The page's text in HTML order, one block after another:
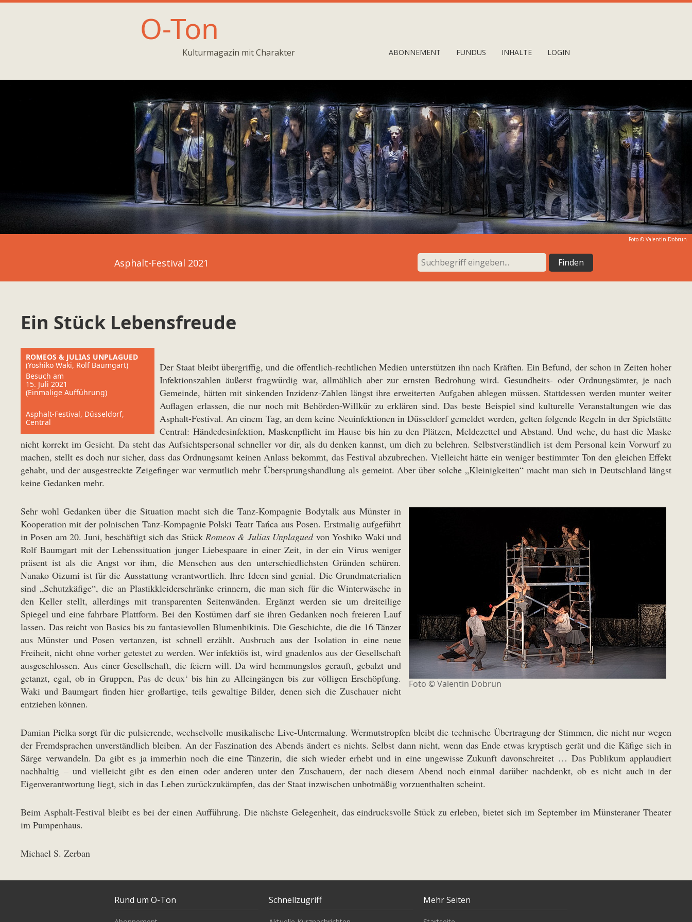
O-Ton
Kulturmagazin mit Charakter ABONNEMENT FUNDUS INHALTE LOGIN
Foto © Valentin Dobrun
Asphalt-Festival 2021
Ein Stück Lebensfreude
ROMEOS & JULIAS UNPLAGUED
(Yoshiko Waki, Rolf Baumgart)
Besuch am
15. Juli 2021
(Einmalige Aufführung)
Asphalt-Festival, Düsseldorf,
Central
Der Staat bleibt übergriffig, und die öffentlich-rechtlichen Medien unterstützen ihn nach Kräften. Ein Befund, der schon in Zeiten hoher
Infektionszahlen äußerst fragwürdig war, allmählich aber zur ernsten Bedrohung wird. Gesundheits- oder Ordnungsämter, je nach
Gemeinde, hätten mit sinkenden Inzidenz-Zahlen längst ihre erweiterten Aufgaben ablegen müssen. Stattdessen werden munter weiter
Auflagen erlassen, die nur noch mit Behörden-Willkür zu erklären sind. Das beste Beispiel sind kulturelle Veranstaltungen wie das
Asphalt-Festival. An einem Tag, an dem keine Neuinfektionen in Düsseldorf gemeldet werden, gelten folgende Regeln in der Spielstätte
Central: Händedesinfektion, Maskenpflicht im Hause bis hin zu den Plätzen, Meldezettel und Abstand. Und wehe, du hast die Maske
nicht korrekt im Gesicht. Da steht das Aufsichtspersonal schneller vor dir, als du denken kannst, um dich zu belehren. Selbstverständlich ist dem Personal kein Vorwurf zu
machen, stellt es doch nur sicher, dass das Ordnungsamt keinen Anlass bekommt, das Festival abzubrechen. Vielleicht hätte ein weniger bestimmter Ton den gleichen Effekt
gehabt, und der ausgestreckte Zeigefinger war vermutlich mehr Übersprungshandlung als gemeint. Aber über solche „Kleinigkeiten“ macht man sich in Deutschland längst
keine Gedanken mehr.
Foto © Valentin Dobrun
Sehr wohl Gedanken über die Situation macht sich die Tanz-Kompagnie Bodytalk aus Münster in
Kooperation mit der polnischen Tanz-Kompagnie Polski Teatr Tańca aus Posen. Erstmalig aufgeführt
in Posen am 20. Juni, beschäftigt sich das Stück Romeos & Julias Unplaguedvon Yoshiko Waki und
Rolf Baumgart mit der Lebenssituation junger Liebespaare in einer Zeit, in der ein Virus weniger
präsent ist als die Angst vor ihm, die Menschen aus den unterschiedlichsten Gründen schüren.
Nanako Oizumi ist für die Ausstattung verantwortlich. Ihre Ideen sind genial. Die Grundmaterialien
sind „Schutzkäfige“, die an Plastikkleiderschränke erinnern, die man sich für die Winterwäsche in
den Keller stellt, allerdings mit transparenten Seitenwänden. Ergänzt werden sie um dreiteilige
Spiegel und eine fahrbare Plattform. Bei den Kostümen darf sie ihren Gedanken noch freieren Lauf
lassen. Das reicht von Basics bis zu fantasievollen Blumenbikinis. Die Geschichte, die die 16 Tänzer
aus Münster und Posen vertanzen, ist schnell erzählt. Ausbruch aus der Isolation in eine neue
Freiheit, nicht ohne vorher getestet zu werden. Wer infektiös ist, wird gnadenlos aus der Gesellschaft
ausgeschlossen. Aus einer Gesellschaft, die feiern will. Da wird hemmungslos gerauft, gebalzt und
getanzt, egal, ob in Gruppen, Pas de deux‘ bis hin zu Alleingängen bis zur völligen Erschöpfung.
Waki und Baumgart finden hier großartige, teils gewaltige Bilder, denen sich die Zuschauer nicht
entziehen können.
Damian Pielka sorgt für die pulsierende, wechselvolle musikalische Live-Untermalung. Wermutstropfen bleibt die technische Übertragung der Stimmen, die nicht nur wegen
der Fremdsprachen unverständlich bleiben. An der Faszination des Abends ändert es nichts. Selbst dann nicht, wenn das Ende etwas kryptisch gerät und die Käfige sich in
Särge verwandeln. Da gibt es ja immerhin noch die eine Tänzerin, die sich wieder erhebt und in eine ungewisse Zukunft davonschreitet … Das Publikum applaudiert
nachhaltig – und vielleicht gibt es den einen oder anderen unter den Zuschauern, der nach diesem Abend noch einmal darüber nachdenkt, ob es nicht auch in der
Eigenverantwortung liegt, sich in das Leben zurückzukämpfen, das der Staat inzwischen unbotmäßig vorzuenthalten scheint.
Beim Asphalt-Festival bleibt es bei der einen Aufführung. Die nächste Gelegenheit, das eindrucksvolle Stück zu erleben, bietet sich im September im Münsteraner Theater
im Pumpenhaus.
Michael S. Zerban
Rund um O-Ton Schnellzugriff Mehr Seiten